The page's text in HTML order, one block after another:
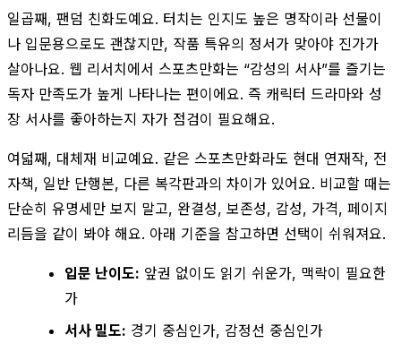
일곱째, 팬덤 친화도예요. 터치는 인지도 높은 명작이라 선물이
나 입문용으로도 괜찮지만, 작품 특유의 정서가 맞아야 진가가
살아나요. 웹 리서치에서 스포츠만화는 “감성의 서사”를 즐기는
독자 만족도가 높게 나타나는 편이에요. 즉 캐릭터 드라마와 성
장 서사를 좋아하는지 자가 점검이 필요해요.
여덟째, 대체재 비교예요. 같은 스포츠만화라도 현대 연재작, 전
자책, 일반 단행본, 다른 복각판과의 차이가 있어요. 비교할 때는
단순히 유명세만 보지 말고, 완결성, 보존성, 감성, 가격, 페이지
리듬을 같이 봐야 해요. 아래 기준을 참고하면 선택이 쉬워져요.
입문 난이도: 앞권 없이도 읽기 쉬운가, 맥락이 필요한
가
서사 밀도: 경기 중심인가, 감정선 중심인가